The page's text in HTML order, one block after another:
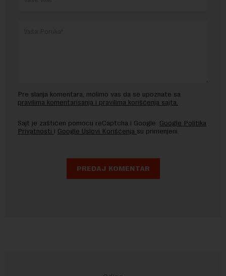
Pre slanja komentara, molimo vas da se upoznate sa
pravilima komentarisanja i pravilima korišćenja sajta.
Sajt je zaštićen pomocu reCaptcha i Google. Google Politika
Privatnosti i Google Uslovi Korišćenja su primenjeni.